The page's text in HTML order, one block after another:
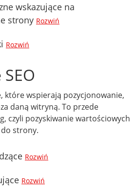
wskazujące na
strony Rozwiń
Rozwiń
które wspierają pozycjonowanie,
daną witryną. To przede
czyli pozyskiwanie wartościowych
strony.
Rozwiń
Rozwiń